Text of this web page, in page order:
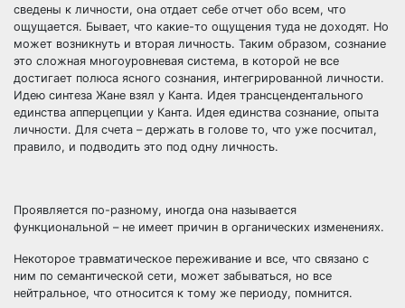
сведены к личности, она отдает себе отчет обо всем, что
ощущается. Бывает, что какие-то ощущения туда не доходят. Но
может возникнуть и вторая личность. Таким образом, сознание
это сложная многоуровневая система, в которой не все
достигает полюса ясного сознания, интегрированной личности.
Идею синтеза Жане взял у Канта. Идея трансцендентального
единства апперцепции у Канта. Идея единства сознание, опыта
личности. Для счета – держать в голове то, что уже посчитал,
правило, и подводить это под одну личность.
Проявляется по-разному, иногда она называется
функциональной – не имеет причин в органических изменениях.
Некоторое травматическое переживание и все, что связано с
ним по семантической сети, может забываться, но все
нейтральное, что относится к тому же периоду, помнится.